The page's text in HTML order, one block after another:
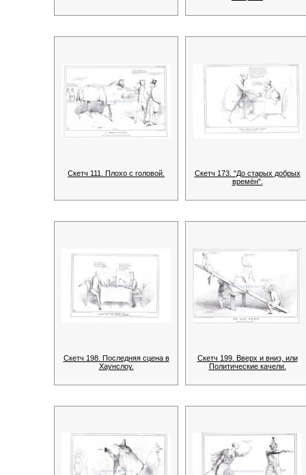
Скетч 111. Плохо с головой.
Скетч 173. "До старых добрых
времён".
Скетч 198. Последняя сцена в
Хаунслоу.
Скетч 199. Вверх и вниз, или
Политические качели.